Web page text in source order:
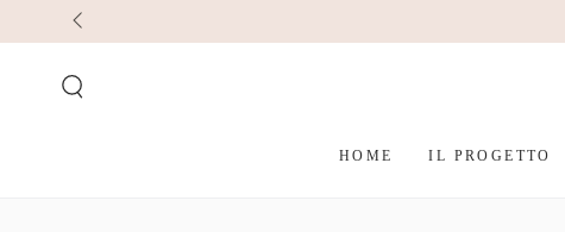
PASSA AL
CONTENUTO
HOME IL PROGETTO